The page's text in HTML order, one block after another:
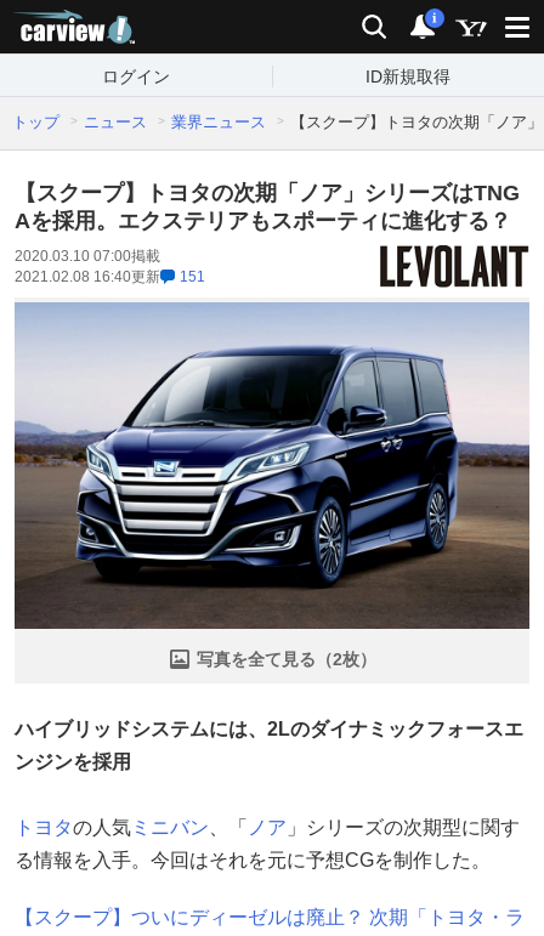
検索 通知
i
ログイン ID新規取得
トップ ニュース 業界ニュース 【スクープ】トヨタの次期「ノア
【スクープ】トヨタの次期「ノア」シリーズはTNG
Aを採用。エクステリアもスポーティに進化する？
2020.03.10 07:00掲載
2021.02.08 16:40更新 151
写真を全て見る（2枚）
ハイブリッドシステムには、2Lのダイナミックフォースエ
ンジンを採用
トヨタの人気 ミニバン 、「 ノア 」シリーズの次期型に関す
る情報を入手。今回はそれを元に予想CGを制作した。
【スクープ】ついにディーゼルは廃止？ 次期「トヨタ・ラ